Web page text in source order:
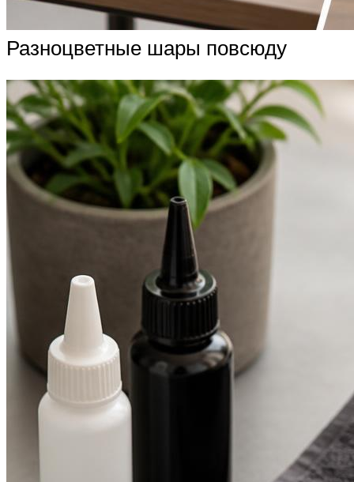
Разноцветные шары повсюду